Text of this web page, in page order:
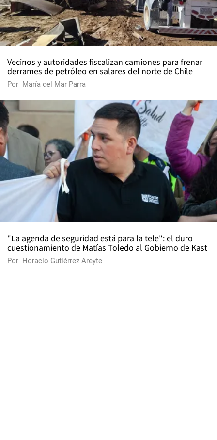
Vecinos y autoridades fiscalizan camiones para frenar
derrames de petróleo en salares del norte de Chile
Por María del Mar Parra
"La agenda de seguridad está para la tele": el duro
cuestionamiento de Matías Toledo al Gobierno de Kast
Por Horacio Gutiérrez Areyte